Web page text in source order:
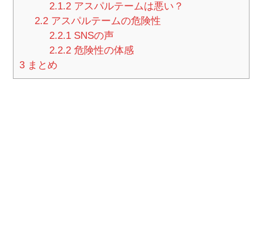
2.1.2 アスパルテームは悪い？
2.2アスパルテームの危険性
2.2.1 SNSの声
2.2.2 危険性の体感
3 まとめ